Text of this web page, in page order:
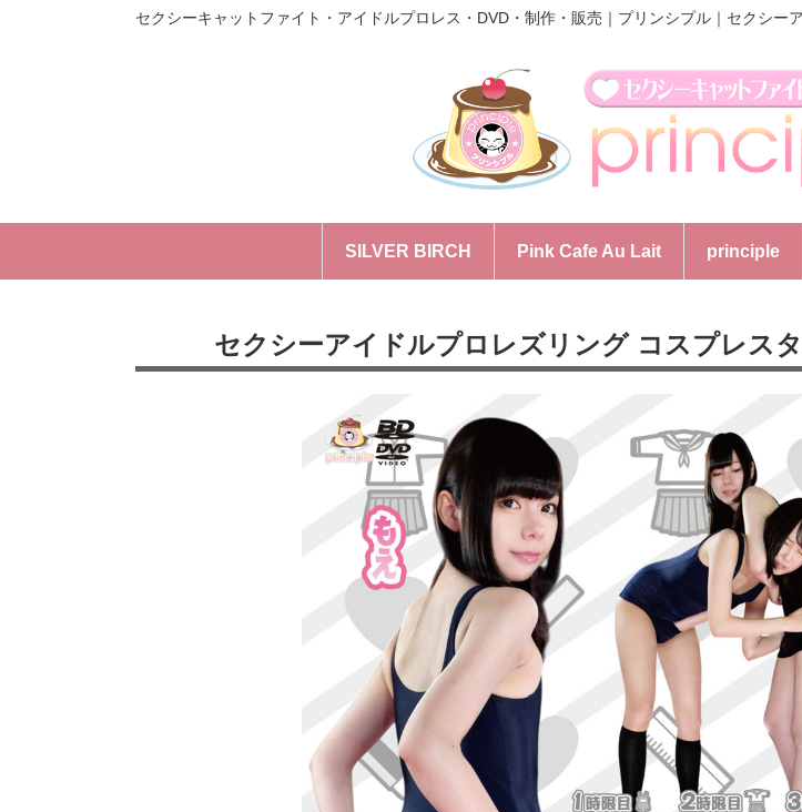
セクシーキャットファイト・アイドルプロレス・DVD・制作・販売｜プリンシプル｜ セクシー
SILVER BIRCH Pink Cafe Au Lait principle
セクシーアイドルプロレズリング コスプレス